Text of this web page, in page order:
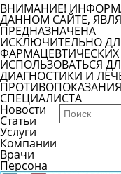
ВНИМАНИЕ!
ДАННОМ САЙТЕ,
ПРЕДНАЗНАЧЕНА
ИСКЛЮЧИТЕЛЬНО
ИСПОЛЬЗОВАТЬСЯ
ДИАГНОСТИКИ И
СПЕЦИАЛИСТА
Новости
Статьи
Услуги
Компании
Врачи
Персона